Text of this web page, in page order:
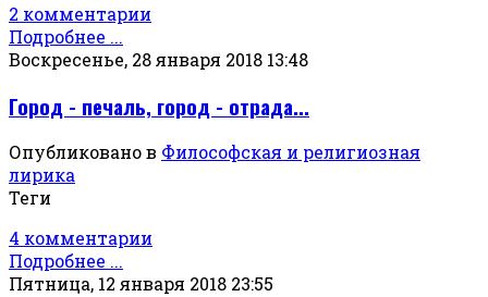
2 комментарии
Подробнее ...
Воскресенье, 28 января 2018 13:48
Город - печаль, город - отрада...
Опубликовано в Философская и религиозная
лирика
Теги
4 комментарии
Подробнее ...
Пятница, 12 января 2018 23:55